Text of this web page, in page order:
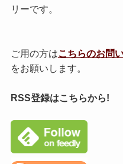
リーです。
ご用の方はこちらのお問
をお願いします。
RSS登録はこちらから!